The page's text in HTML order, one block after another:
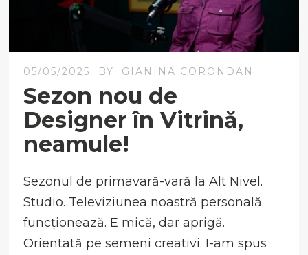
05/05/2025 BY GIANINA CORONDAN
Sezon nou de
Designer în Vitrină,
neamule!
Sezonul de primavară-vară la Alt Nivel.
Studio. Televiziunea noastră personală
funcționează. E mică, dar aprigă.
Orientată pe semeni creativi. I-am spus